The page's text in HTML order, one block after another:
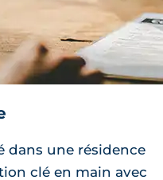
dans une résidence
clé en main avec